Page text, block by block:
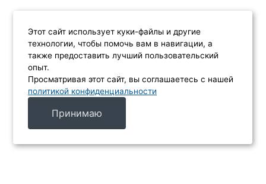
Этот сайт использует куки-файлы и другие
технологии, чтобы помочь вам в навигации, а
также предоставить лучший пользовательский
опыт.
Просматривая этот сайт, вы соглашаетесь с нашей
политикой конфиденциальности
Принимаю